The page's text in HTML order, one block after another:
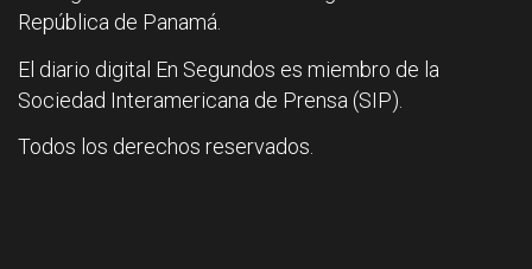
República de Panamá.
El diario digital En Segundos es miembro de la
Sociedad Interamericana de Prensa (SIP).
Todos los derechos reservados.